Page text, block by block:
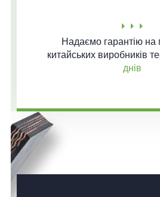
Надаємо гарантіюна
китайських виробників
днів